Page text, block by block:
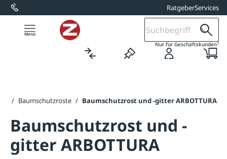
springen RatgeberServices
Nur für Geschäftskunden1
/ Baumschutzroste / Baumschutzrost und -gitter ARBOTTURA
Baumschutzrost und -
gitter ARBOTTURA